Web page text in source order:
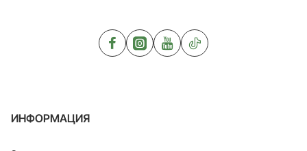
ИНФОРМАЦИЯ